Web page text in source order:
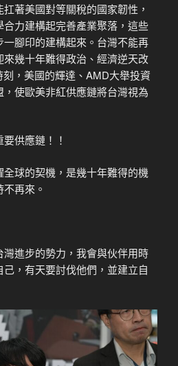
著美國對等關稅的國家韌性，
力建構起完善產業聚落，這些
腳印的建構起來。台灣不能再
幾十年難得政治、經濟逆天改
，美國的輝達、AMD大舉投資
使歐美非紅供應鏈將台灣視為
供應鏈！！
球的契機，是幾十年難得的機
再來。
進步的勢力，我會與伙伴用時
，有天要討伐他們，並建立自